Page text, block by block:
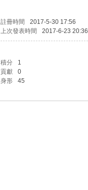
註冊時間 2017-5-30 17:56
上次發表時間 2017-6-23 20:36
積分 1
貢獻 0
身形 45